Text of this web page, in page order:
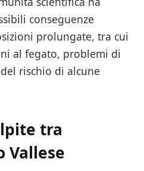
conseguenze
prolungate, tra cui
al fegato, problemi di
rischio di alcune
tra
Vallese